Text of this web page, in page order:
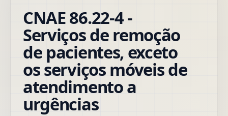
CNAE 86.22-4 -
Serviços de remoção
de pacientes, exceto
os serviços móveis de
atendimento a
urgências